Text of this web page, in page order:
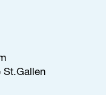
St.Gallen